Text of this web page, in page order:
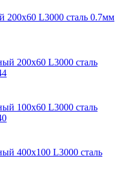
200х60 L3000 сталь 0.7мм
200х60 L3000 сталь
100х60 L3000 сталь
400х100 L3000 сталь